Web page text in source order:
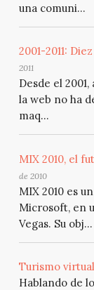
una comuni...
2001-2011:
2011
Desde el
la web no ha
maq...
MIX 2010, el
de 2010
MIX 2010 es
Microsoft, en
Vegas. Su obj...
Turismo virtual
Hablando de